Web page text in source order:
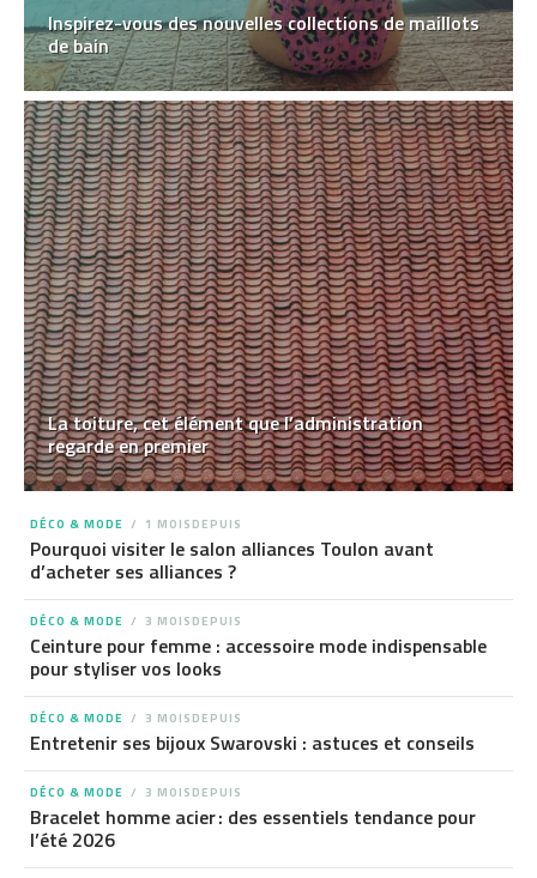
Inspirez-vous des nouvelles collections de maillots
de bain
La toiture, cet élément que l’administration
regarde en premier
DÉCO & MODE 1 MOISDEPUIS
Pourquoi visiter le salon alliances Toulon avant
d’acheter ses alliances ?
DÉCO & MODE 3 MOISDEPUIS
Ceinture pour femme : accessoire mode indispensable
pour styliser vos looks
DÉCO & MODE 3 MOISDEPUIS
Entretenir ses bijoux Swarovski : astuces et conseils
DÉCO & MODE 3 MOISDEPUIS
Bracelet homme acier : des essentiels tendance pour
l’été 2026